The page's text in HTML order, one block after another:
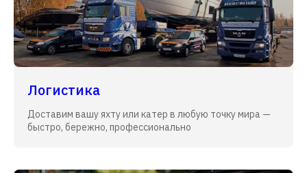
Логистика
Доставим вашу яхту или катер в любую точку мира —
быстро, бережно, профессионально